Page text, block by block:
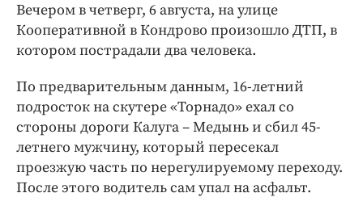
Бренд года
Работодатель года
Вечером в четверг, 6 августа, на улице
Кооперативной в Кондрово произошло ДТП, в
котором пострадали два человека.
По предварительным данным, 16-летний
подросток на скутере «Торнадо» ехал со
стороны дороги Калуга – Медынь и сбил 45-
летнего мужчину, который пересекал
проезжую часть по нерегулируемому переходу.
После этого водитель сам упал на асфальт.